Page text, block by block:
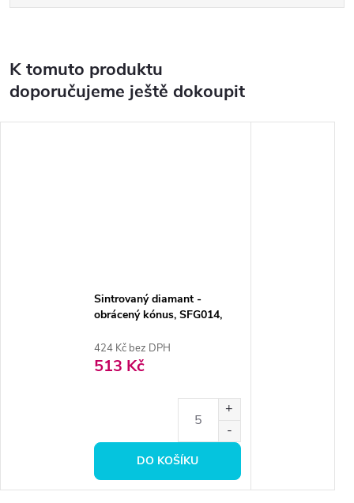
K tomuto produktu
doporučujeme ještě dokoupit
Sintrovaný diamant -
obrácený kónus, SFG014,
424 Kč bez DPH
513 Kč
DO KOŠÍKU